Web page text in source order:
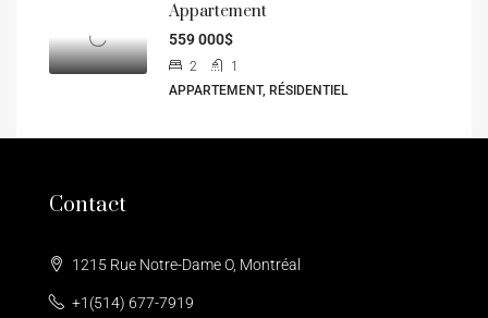
Appartement
559 000$
2
1
APPARTEMENT, RÉSIDENTIEL
Contact
1215 Rue Notre-Dame O, Montréal
+1(514) 677-7919